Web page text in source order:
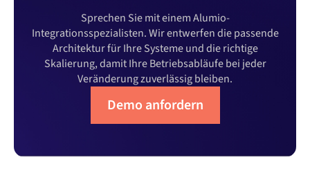
Sprechen Sie mit einem Alumio-
Integrationsspezialisten. Wir entwerfen die passende
Architektur für Ihre Systeme und die richtige
Skalierung, damit Ihre Betriebsabläufe bei jeder
Veränderung zuverlässig bleiben.
Demo anfordern